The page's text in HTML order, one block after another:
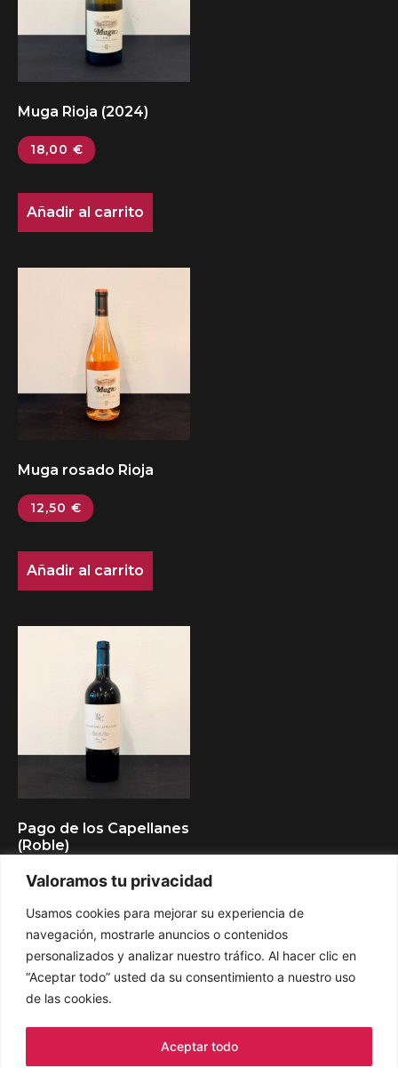
Valoramos tu privacidad
Usamos cookies para mejorar su experiencia de
navegación, mostrarle anuncios o contenidos
personalizados y analizar nuestro tráfico. Al hacer clic en
“Aceptar todo” usted da su consentimiento a nuestro uso
de las cookies.
Aceptar todo
Muga Rioja (2024)
18,00 €
Añadir al carrito
Muga rosado Rioja
12,50 €
Añadir al carrito
Pago de los Capellanes
(Roble)
28,00€
Añadir al carrito